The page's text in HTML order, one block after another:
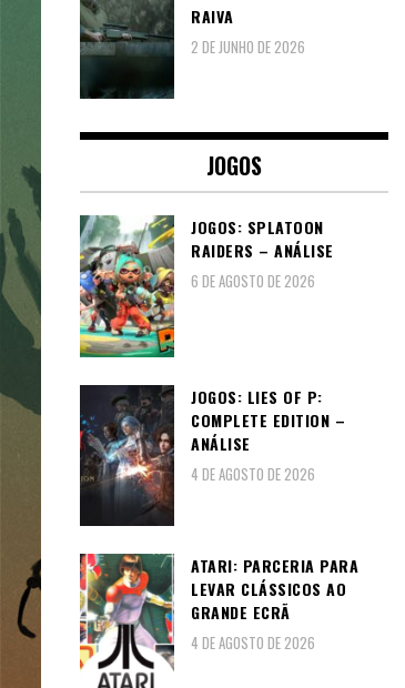
RAIVA
2 DE JUNHO DE 2026
JOGOS
JOGOS: SPLATOON
RAIDERS – ANÁLISE
6 DE AGOSTO DE 2026
JOGOS: LIES OF P:
COMPLETE EDITION –
ANÁLISE
4 DE AGOSTO DE 2026
ATARI: PARCERIA PARA
LEVAR CLÁSSICOS AO
GRANDE ECRÃ
4 DE AGOSTO DE 2026